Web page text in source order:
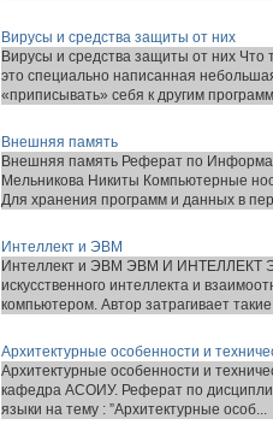
Вирусы и средства защиты от них
Вирусы и средства защиты от них
это специально написанная
«приписывать» себя к другим
Внешняя память
Внешняя память Реферат по
Мельникова Никиты Компьютерные
Для хранения программ и данных в
Интеллект и ЭВМ
Интеллект и ЭВМ ЭВМ И ИНТЕЛЛЕКТ
искусственного интеллекта и
компьютером. Автор затрагивает
Архитектурные особенности и
Архитектурные особенности и
кафедра АСОИУ. Реферат по
языки на тему : ”Архитектурные особ...